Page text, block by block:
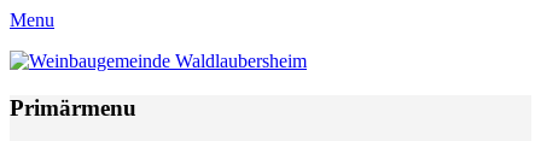
Menu
Weinbaugemeinde Waldlaubersheim
Primärmenu